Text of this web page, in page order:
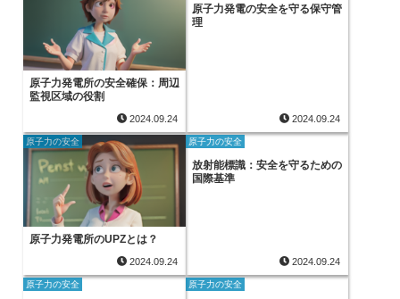
原子力発電所の安全確保：周辺
監視区域の役割
2024.09.24
原子力発電の安全を守る保守管
理
2024.09.24
原子力の安全
原子力発電所のUPZとは？
2024.09.24
原子力の安全
放射能標識：安全を守るための
国際基準
2024.09.24
原子力の安全 原子力の安全